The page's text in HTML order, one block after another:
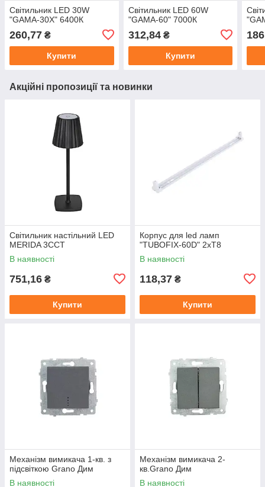
Світильник LED 30W
"GAMA-30X" 6400К
260,77 ₴
Купити
Світильник LED 60W
"GAMA-60" 7000К
312,84₴
Купити
Акційні пропозиції та новинки
Світильник настільний LED
MERIDA 3CCT
В наявності
751,16 ₴
Купити
Корпус для led ламп
"TUBOFIX-60D" 2xT8
В наявності
118,37 ₴
Купити
Механізм вимикача 1-кв. з
підсвіткою Grano Дим
В наявності
Механізм вимикача 2-
кв.Grano Дим
В наявності